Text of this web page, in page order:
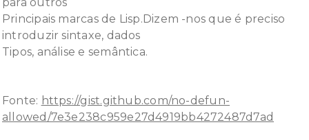
Principais marcas de Lisp.Dizem -nos que é preciso
introduzir sintaxe, dados
Tipos, análise e semântica.
Fonte: https://gist.github.com/no-defun-
allowed/7e3e238c959e27d4919bb4272487d7ad